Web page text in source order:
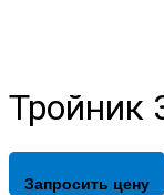
Тройник
Запросить цену